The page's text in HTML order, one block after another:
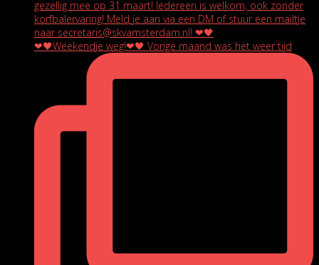
❤🖤Weekendje weg!❤🖤 Vorige maand was het weer tijd